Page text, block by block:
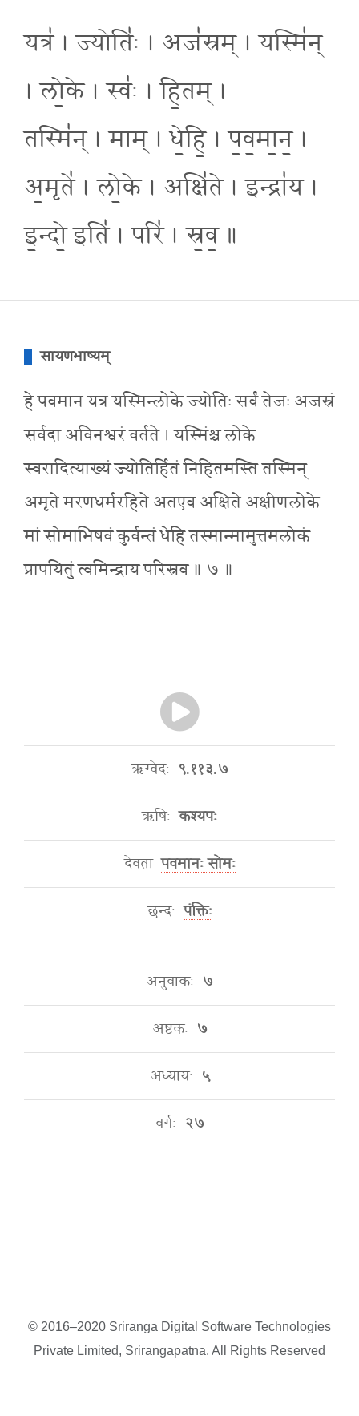
यत्र॑ । ज्योतिः॑ । अज॑स्रम् । यस्मि॑न्
। लो॒के । स्वः॑ । हि॒तम् ।
तस्मि॑न् । माम् । धे॒हि॒ । प॒व॒मा॒न॒ ।
अ॒मृते॑ । लो॒के । अक्षि॑ते । इन्द्रा॑य ।
इ॒न्दो॒ इति॑ । परि॑ । स्र॒व॒ ॥
सायणभाष्यम्
हे पवमान यत्र यस्मिन्लोके ज्योतिः सर्वं तेजः अजस्रं
सर्वदा अविनश्वरं वर्तते । यस्मिंश्च लोके
स्वरादित्याख्यं ज्योतिर्हितं निहितमस्ति तस्मिन्
अमृते मरणधर्मरहिते अतएव अक्षिते अक्षीणलोके
मां सोमाभिषवं कुर्वन्तं धेहि तस्मान्मामुत्तमलोकं
प्रापयितुं त्वमिन्द्राय परिस्रव ॥ ७ ॥
ऋग्वेदः ९.११३.७
ऋषिः कश्यपः
देवता पवमानः सोमः
छन्दः पंक्तिः
अनुवाकः ७
अष्टकः ७
अध्यायः ५
वर्गः २७
© 2016–2020 Sriranga Digital Software Technologies
Private Limited, Srirangapatna. All Rights Reserved